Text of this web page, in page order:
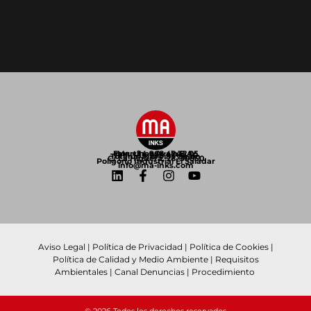
Martínez Ayala S.A.
Polígono Industrial El Saladar
C/ La Higuera, 28. 30850
Totana, Murcia - Spain
Telf: +34 968 41 80 30
Fax: +34 968 42 32 05
info@ma-inks.com
Aviso Legal | Política de Privacidad | Política de Cookies|
Política de Calidad y Medio Ambiente| Requisitos
Ambientales| Canal Denuncias| Procedimiento